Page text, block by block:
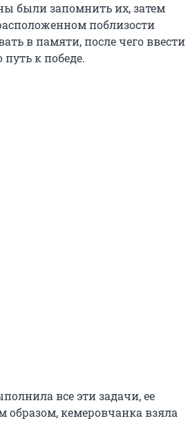
были запомнить их, затем
поблизости
в памяти, после чего ввести
к победе.
все эти задачи, ее
образом, кемеровчанка взяла